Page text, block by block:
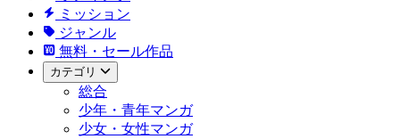
ミッション
ジャンル
無料・セール作品
カテゴリ
総合
少年・青年マンガ
少女・女性マンガ